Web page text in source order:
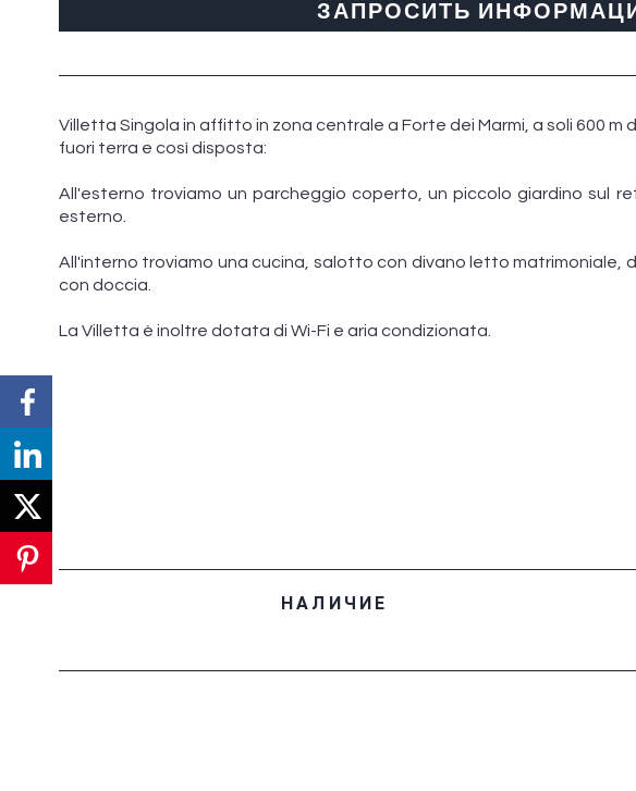
ЗАПРОСИТЬ
Villetta Singola in affitto in zona centrale a Forte dei Marmi, a soli 600 m
fuori terra e così disposta:
All'esterno troviamo un parcheggio coperto, un piccolo giardino sul
esterno.
All'interno troviamo una cucina, salotto con divano letto matrimoniale,
con doccia.
La Villetta è inoltre dotata di Wi-Fi e aria condizionata.
НАЛИЧИЕ